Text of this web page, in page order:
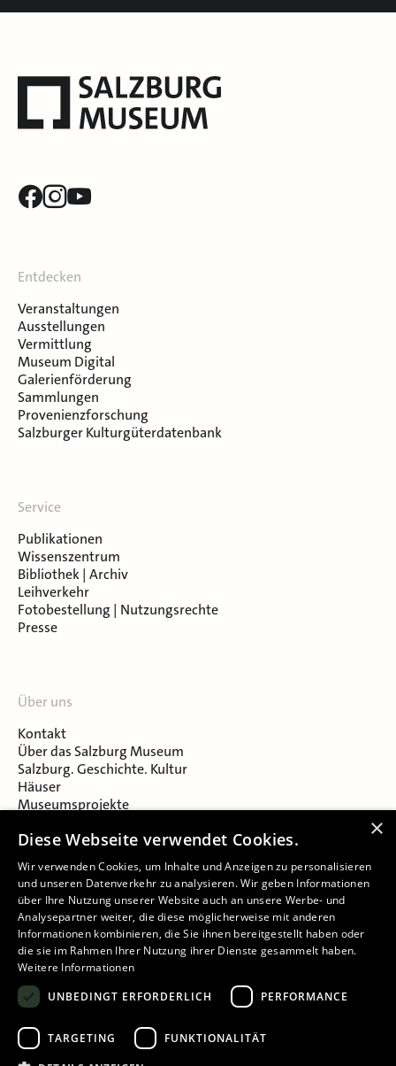
Entdecken
Veranstaltungen
Ausstellungen
Vermittlung
Museum Digital
Galerienförderung
Sammlungen
Provenienzforschung
Salzburger Kulturgüterdatenbank
Service
Publikationen
Wissenszentrum
Bibliothek | Archiv
Leihverkehr
Fotobestellung | Nutzungsrechte
Presse
Über uns
Kontakt
Über das Salzburg Museum
Salzburg. Geschichte. Kultur
Häuser
Museumsprojekte
Museumsverein Celtic Heritage
Impressum
Datenschutz
Barrierefreiheitserklärung
Cookie-Einstellungen
×
Diese Webseite verwendet Cookies.
Wir verwenden Cookies, um Inhalte und Anzeigen zu personalisieren
und unseren Datenverkehr zu analysieren. Wir geben Informationen
über Ihre Nutzung unserer Website auch an unsere Werbe- und
Analysepartner weiter, die diese möglicherweise mit anderen
Informationen kombinieren, die Sie ihnen bereitgestellt haben oder
die sie im Rahmen Ihrer Nutzung ihrer Dienste gesammelt haben.
Weitere Informationen
UNBEDINGT ERFORDERLICH
PERFORMANCE
TARGETING FUNKTIONALITÄT